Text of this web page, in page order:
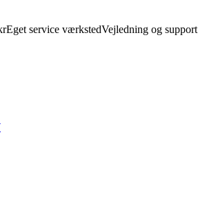
Eget service værkstedVejledning og support